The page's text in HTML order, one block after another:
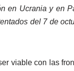
en Ucrania y en
del 7 de
viable con las